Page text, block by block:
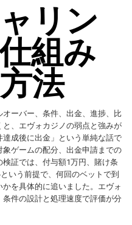
リン
組み
法
オーバー、条件、出金、進捗、比
、エヴォカジノの弱点と強みが
成後に出金」という単純な話で
ゲームの配分、出金申請までの
証では、付与額1万円、賭け条
いう前提で、何回のベットで到
を具体的に追いました。エヴォ
件の設計と処理速度で評価が分